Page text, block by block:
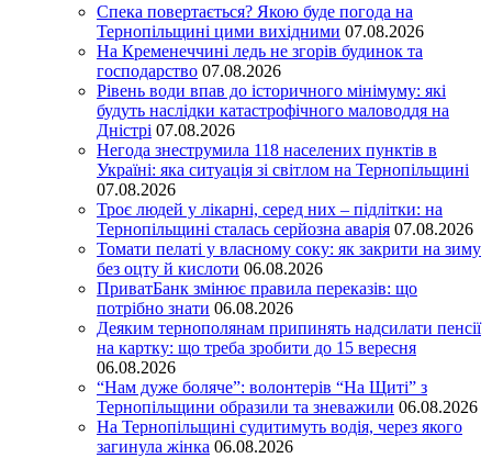
Спека повертається? Якою буде погода на
Тернопільщині цими вихідними 07.08.2026
На Кременеччині ледь не згорів будинок та
господарство 07.08.2026
Рівень води впав до історичного мінімуму: які
будуть наслідки катастрофічного маловоддя на
Дністрі 07.08.2026
Негода знеструмила 118 населених пунктів в
Україні: яка ситуація зі світлом на Тернопільщині
07.08.2026
Троє людей у лікарні, серед них – підлітки: на
Тернопільщині сталась серйозна аварія 07.08.2026
Томати пелаті у власному соку: як закрити на зиму
без оцту й кислоти 06.08.2026
ПриватБанк змінює правила переказів: що
потрібно знати 06.08.2026
Деяким тернополянам припинять надсилати пенсії
на картку: що треба зробити до 15 вересня
06.08.2026
“Нам дуже боляче”: волонтерів “На Щиті” з
Тернопільщини образили та зневажили 06.08.2026
На Тернопільщині судитимуть водія, через якого
загинула жінка 06.08.2026